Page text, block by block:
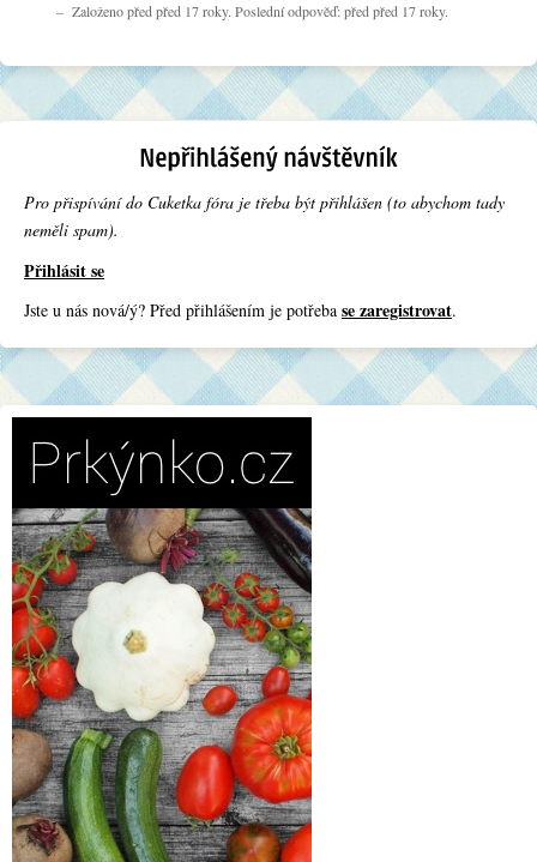
– Založeno před před 17 roky. Poslední odpověď: před před 17 roky.
Pro přispívání do Cuketka fóra je třeba být přihlášen (to abychom tady
neměli spam).
Přihlásit se
Jste u nás nová/ý? Před přihlášením je potřeba se zaregistrovat.